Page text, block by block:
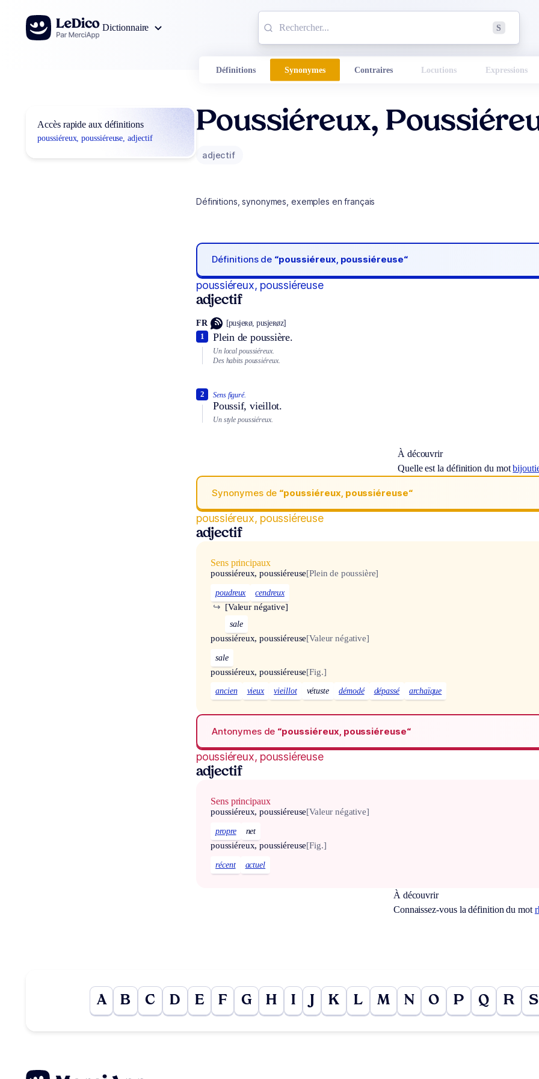
Aller au contenu
Dictionnaire
S
Définitions Synonymes Contraires Locutions Expressions
Accès rapide aux définitions
poussiéreux, poussiéreuse, adjectif
Poussiéreux,
adjectif
Définitions, synonymes, exemples en français
Définitions de “poussiéreux, poussiéreuse“
poussiéreux, poussiéreuse
adjectif
FR [pusjeʀø, pusjeʀøz]
Plein de poussière.
1
Un local poussiéreux.
Des habits poussiéreux.
Sens figuré.
Poussif, vieillot.
2
Un style poussiéreux.
À découvrir
Quelle est la définition du mot
Synonymes de “poussiéreux, poussiéreuse“
poussiéreux, poussiéreuse
adjectif
Sens principaux
poussiéreux, poussiéreuse[Plein de poussière]
poudreux cendreux
[Valeur négative]
↪
sale
poussiéreux, poussiéreuse[Valeur négative]
sale
poussiéreux, poussiéreuse[Fig.]
ancien vieux vieillot vétuste démodé dépassé archaïque
Antonymes de “poussiéreux, poussiéreuse“
poussiéreux, poussiéreuse
adjectif
Sens principaux
poussiéreux, poussiéreuse[Valeur négative]
propre net
poussiéreux, poussiéreuse[Fig.]
récent actuel
À découvrir
Connaissez-vous la définition du mot
A B C D E F G H I K L M N O P Q R S